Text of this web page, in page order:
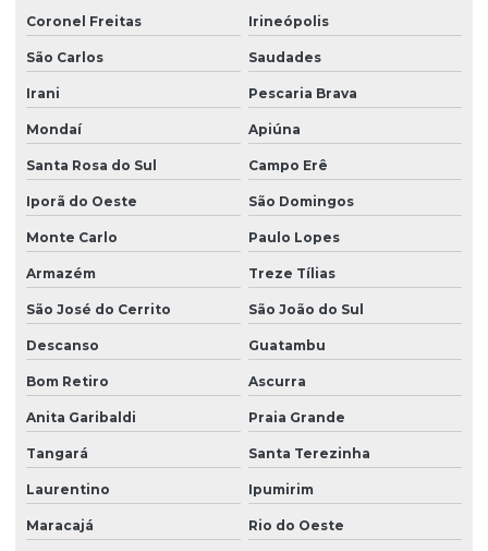
Projeto hidrossanitário sobrado
Projeto de laje protendida
Projeto de paredes estruturais para empresas
Projeto de rede de esgoto sanitário
Projetos estruturais
Viga para concreto armado
Viga concreto protendido
Coronel Freitas Irineópolis
São Carlos Saudades
Irani Pescaria Brava
Mondaí Apiúna
Santa Rosa do Sul Campo Erê
Iporã do Oeste São Domingos
Monte Carlo Paulo Lopes
Armazém Treze Tílias
São José do Cerrito São João do Sul
Descanso Guatambu
Bom Retiro Ascurra
Anita Garibaldi Praia Grande
Tangará Santa Terezinha
Laurentino Ipumirim
Maracajá Rio do Oeste